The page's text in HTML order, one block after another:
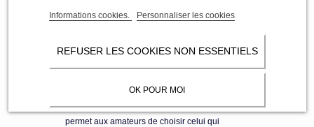
occasions spéciales, et il est souvent utilisé
variétés de champagne, allant des champagnes
bruts aux champagnes rosés en passant par les
champagnes millésimés. Chaque type offre des
caractéristiques et des saveurs distinctes, ce qui
permet aux amateurs de choisir celui qui
Informations cookies. Personnaliser les cookies
REFUSER LES COOKIES NON ESSENTIELS
OK POUR MOI